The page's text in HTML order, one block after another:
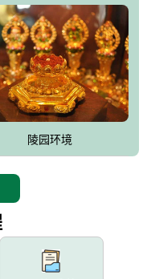
陵园环境